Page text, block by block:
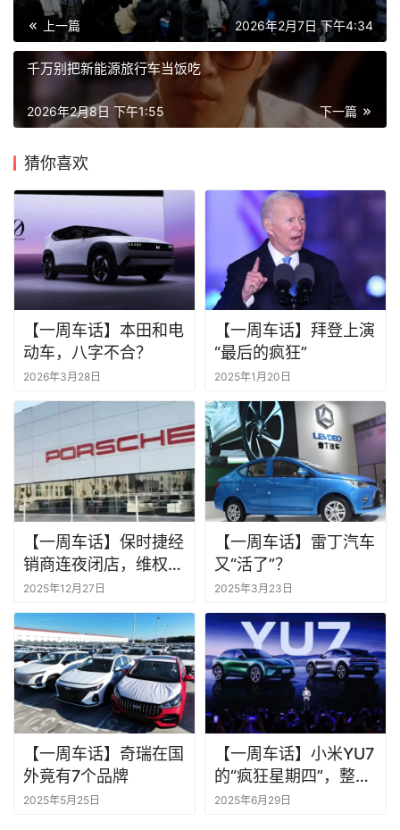
上一篇 2026年2月7日 下午4:34
千万别把新能源旅行车当饭吃
下一篇
2026年2月8日 下午1:55
猜你喜欢
【一周车话】本田和电
动车，八字不合？
2026年3月28日
【一周车话】拜登上演
“最后的疯狂”
2025年1月20日
【一周车话】保时捷经
销商连夜闭店，维权车
主寒风中瑟瑟发抖
2025年12月27日
【一周车话】雷丁汽车
又“活了”？
2025年3月23日
【一周车话】奇瑞在国
外竟有7个品牌
2025年5月25日
【一周车话】小米YU7
的“疯狂星期四”，整个
车圈为之震惊
2025年6月29日